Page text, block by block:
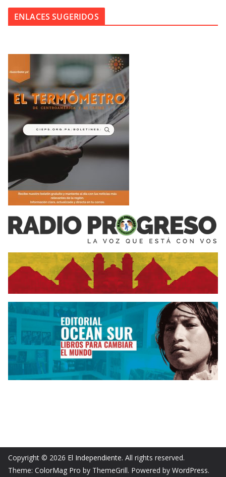
ENLACES SUGERIDOS
Copyright © 2026 El Independiente. All rights reserved.
Theme: ColorMag Pro by ThemeGrill. Powered by WordPress.